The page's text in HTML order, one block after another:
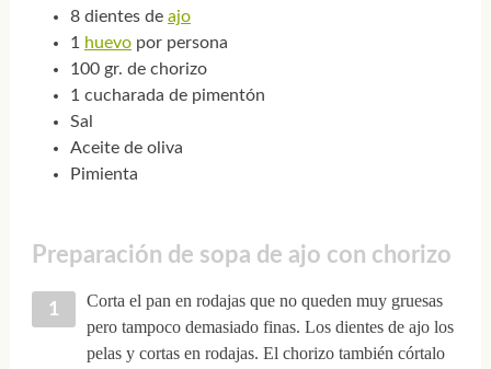
8 dientes de ajo
1
huevopor persona
100 gr. de chorizo
1 cucharada de pimentón
Sal
Aceite de oliva
Pimienta
Preparación de sopa de ajo con chorizo
Corta el pan en rodajas que no queden muy gruesas
pero tampoco demasiado finas. Los dientes de ajo los
pelas y cortas en rodajas. El chorizo también córtalo